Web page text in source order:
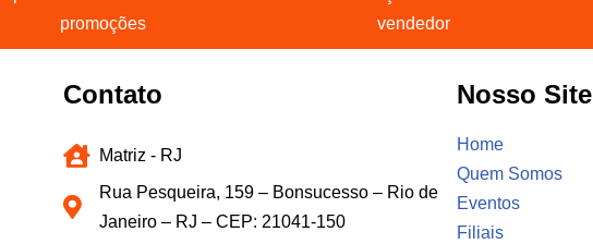
promoções
vendedor
Contato
Matriz - RJ
Rua Pesqueira, 159 – Bonsucesso – Rio de
Janeiro – RJ – CEP: 21041-150
Nosso Site
Home
Quem Somos
Eventos
Filiais